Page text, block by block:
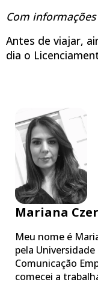
Com
Antes de viajar,
dia o
Mariana
Meu nome é
pela
Comunicação
comecei a